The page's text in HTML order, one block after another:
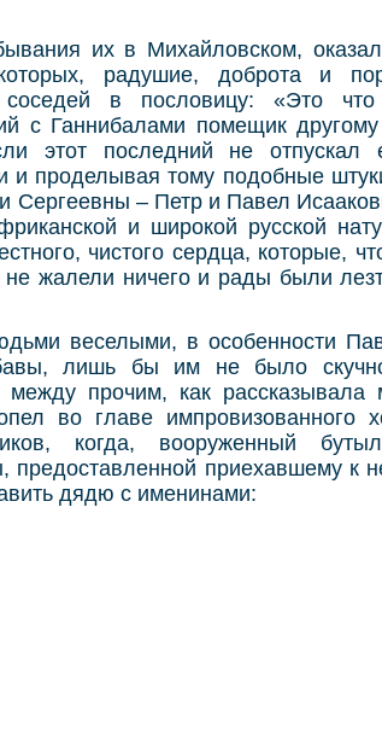
их в Михайловском,
радушие, доброта и
соседей в пословицу: «Это
с Ганнибалами помещик
этот последний не отпускал
и проделывая тому подобные
Сергеевны – Петр и Павел
и широкой русской
чистого сердца, которые,
жалели ничего и рады были
веселыми, в особенности
лишь бы им не было
между прочим, как рассказывала
во главе импровизованного
когда, вооруженный
предоставленной приехавшему к
дядю с именинами: